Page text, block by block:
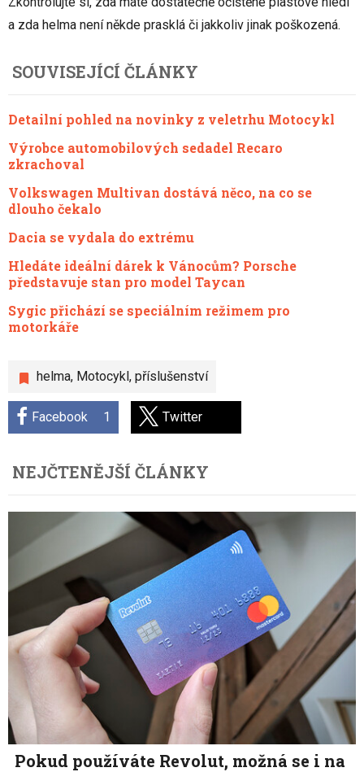
a zda helma není někde prasklá či jakkoliv jinak poškozená.
helma, Motocykl , příslušenství
Facebook 1 Twitter
SOUVISEJÍCÍ ČLÁNKY
Detailní pohled na novinky z veletrhu Motocykl
Výrobce automobilových sedadel Recaro
zkrachoval
Volkswagen Multivan dostává něco, na co se
dlouho čekalo
Dacia se vydala do extrému
Hledáte ideální dárek k Vánocům? Porsche
představuje stan pro model Taycan
Sygic přichází se speciálním režimem pro
motorkáře
NEJČTENĚJŠÍ ČLÁNKY
Pokud používáte Revolut, možná se i na